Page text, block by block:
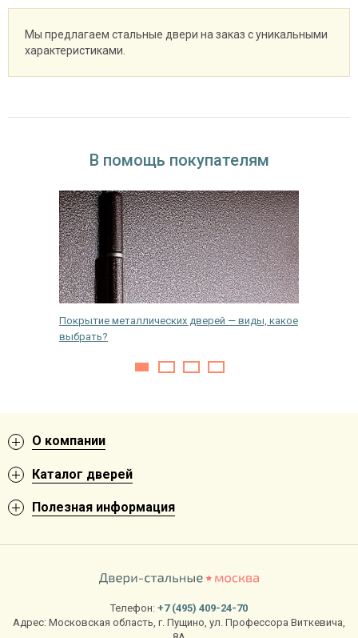
Мы предлагаем стальные двери на заказ с уникальными
характеристиками.
В помощь покупателям
Покрытие металлических дверей — виды, какое
выбрать?
О компании
Каталог дверей
Полезная информация
Телефон: +7 (495) 409-24-70
Адрес: Московская область, г. Пущино, ул. Профессора Виткевича,